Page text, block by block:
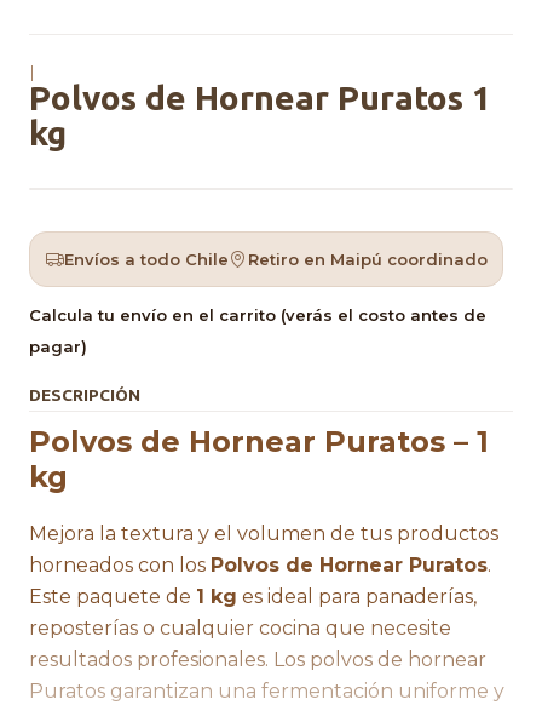
|
Polvos de Hornear Puratos 1
kg
Envíos a todo Chile Retiro en Maipú coordinado
Calcula tu envío en el carrito (verás el costo antes de
pagar)
DESCRIPCIÓN
Polvos de Hornear Puratos – 1
kg
Mejora la textura y el volumen de tus productos
horneados con los Polvos de Hornear Puratos.
Este paquete de 1 kg es ideal para panaderías,
reposterías o cualquier cocina que necesite
resultados profesionales. Los polvos de hornear
Puratos garantizan una fermentación uniforme y